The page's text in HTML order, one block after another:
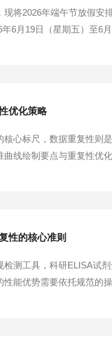
将2026年端午节放假
6月19日（星期五）至
优化策略
心标尺，数据重复性
线绘制要点与重复性
性的核心准则
测工具，科研ELISA试
能优势需要依托规范的